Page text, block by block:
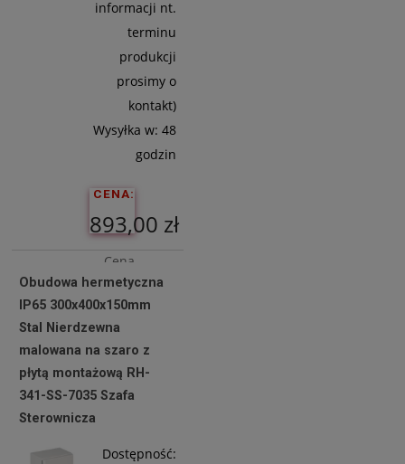
informacji nt.
terminu
produkcji
prosimy o
kontakt)
Wysyłka w: 48
godzin
CENA:
893,00 zł
Cena
netto:
726,02 zł
Koszyka
Obudowa hermetyczna
IP65 300x400x150mm
Stal Nierdzewna
malowana na szaro z
płytą montażową RH-
341-SS-7035 Szafa
Sterownicza
Dostępność: